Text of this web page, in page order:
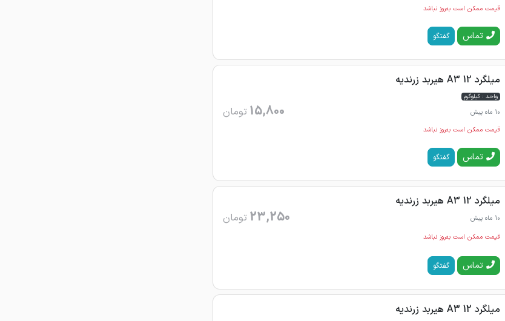
قیمت ممکن است به‌روز نباشد
تماس گفتگو
میلگرد 12 A3 هیربد زرندیه
واحد : کیلوگرم
10 ماه پیش
15,800 تومان
قیمت ممکن است به‌روز نباشد
تماس گفتگو
میلگرد 12 A3 هیربد زرندیه
10 ماه پیش 23,250 تومان
قیمت ممکن است به‌روز نباشد
تماس گفتگو
میلگرد 12 A3 هیربد زرندیه